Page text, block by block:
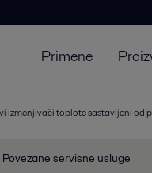
Primene
izmenjivači toplote sastavljeni od
Povezane servisne usluge